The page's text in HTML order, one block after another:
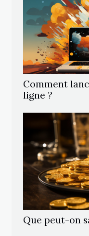
Comment
ligne ?
Que peut-on